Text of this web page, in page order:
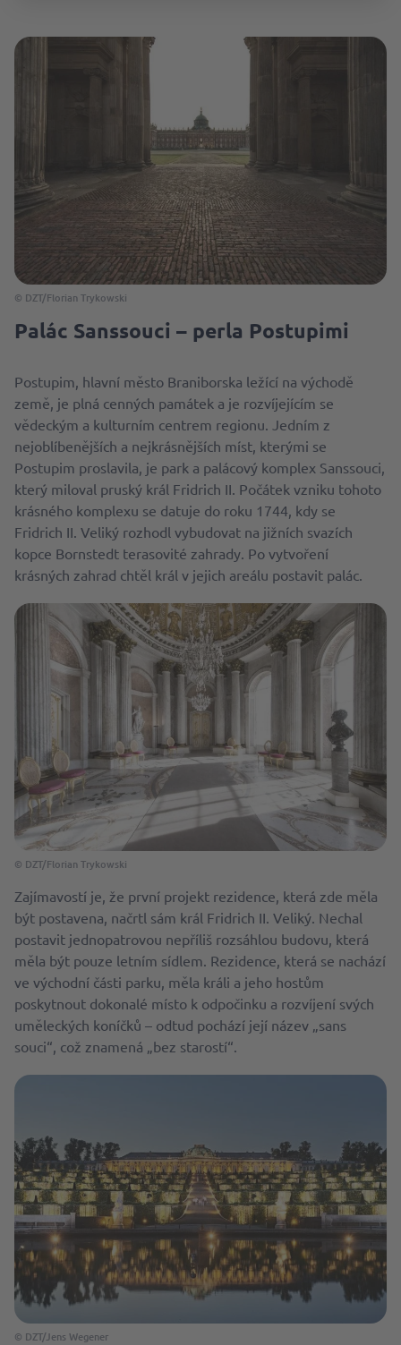
© DZT/Florian Trykowski
Palác Sanssouci – perla Postupimi
Postupim, hlavní město Braniborska ležící na východě
země, je plná cenných památek a je rozvíjejícím se
vědeckým a kulturním centrem regionu. Jedním z
nejoblíbenějších a nejkrásnějších míst, kterými se
Postupim proslavila, je park a palácový komplex Sanssouci,
který miloval pruský král Fridrich II. Počátek vzniku tohoto
krásného komplexu se datuje do roku 1744, kdy se
Fridrich II. Veliký rozhodl vybudovat na jižních svazích
kopce Bornstedt terasovité zahrady. Po vytvoření
krásných zahrad chtěl král v jejich areálu postavit palác.
© DZT/Florian Trykowski
Zajímavostí je, že první projekt rezidence, která zde měla
být postavena, načrtl sám král Fridrich II. Veliký. Nechal
postavit jednopatrovou nepříliš rozsáhlou budovu, která
měla být pouze letním sídlem. Rezidence, která se nachází
ve východní části parku, měla králi a jeho hostům
poskytnout dokonalé místo k odpočinku a rozvíjení svých
uměleckých koníčků – odtud pochází její název „sans
souci“, což znamená „bez starostí“.
© DZT/Jens Wegener